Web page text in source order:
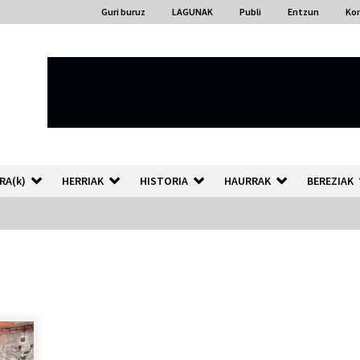
Guri buruz LAGUNAK Publi Entzun
HERRIAK HISTORIA HAURRAK BEREZIAK